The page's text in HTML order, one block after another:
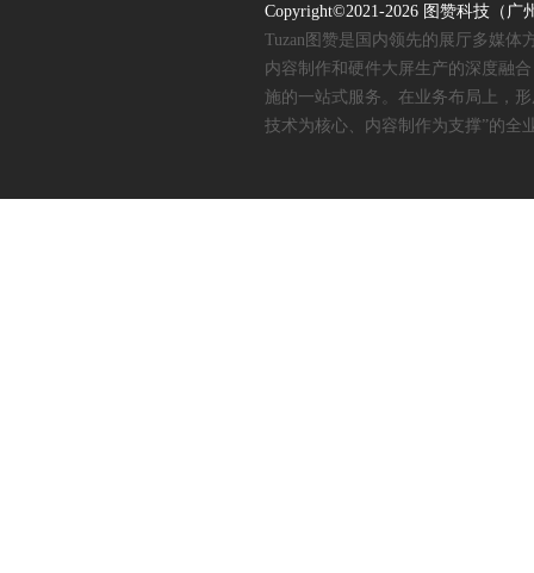
Copyright©2021-2026 图赞科技（
Tuzan图赞是国内领先的展厅多媒
内容制作和硬件大屏生产的深度融
施的一站式服务。在业务布局上，
技术为核心、内容制作为支撑”的全